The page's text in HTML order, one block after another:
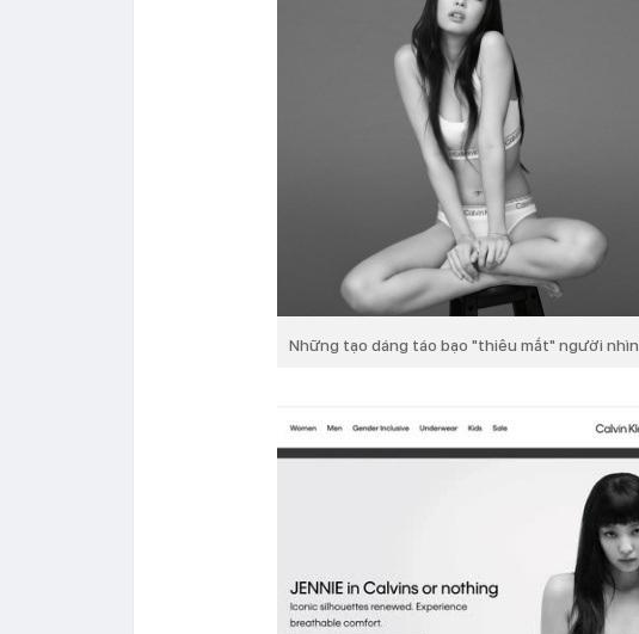
Những tạo dáng táo bạo "thiêu mắt" người nhìn